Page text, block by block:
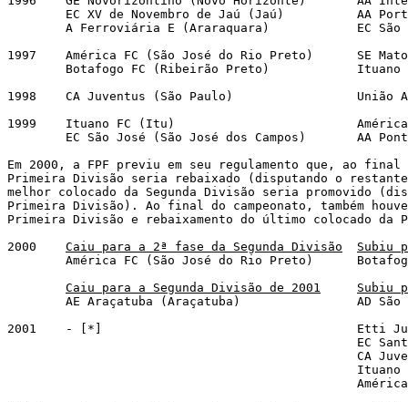
1997	América FC (São José do Rio Preto)	SE Matonense (Matão)
1998	CA Juventus (São Paulo)			União A. Barbarense FC (Santa Bárbara d´Oeste)
1999	Ituano FC (Itu)				América FC (São José do Rio Preto)
Em 2000, a FPF previu em seu regulamento que, ao
Primeira Divisão seria rebaixado (disputando o restante
melhor colocado da Segunda Divisão seria promovido
Primeira Divisão). Ao final do campeonato, também houve
Primeira Divisão e rebaixamento do último colocado da
Caiu para a 2ª fase da Segunda Divisão
Subiu
Caiu para a Segunda Divisão de 2001
Subiu
2001	- [*]					Etti Jundiaí (Jundiaí) [**]